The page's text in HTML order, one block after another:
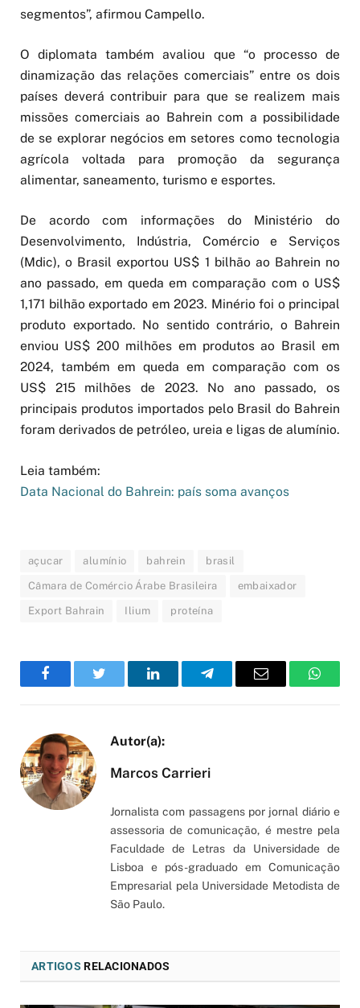
segmentos”, afirmou Campello.
O diplomata também avaliou que “o processo de
dinamização das relações comerciais” entre os dois
países deverá contribuir para que se realizem mais
missões comerciais ao Bahrein com a possibilidade
de se explorar negócios em setores como tecnologia
agrícola voltada para promoção da segurança
alimentar, saneamento, turismo e esportes.
De acordo com informações do Ministério do
Desenvolvimento, Indústria, Comércio e Serviços
(Mdic), o Brasil exportou US$ 1 bilhão ao Bahrein no
ano passado, em queda em comparação com o US$
1,171 bilhão exportado em 2023. Minério foi o principal
produto exportado. No sentido contrário, o Bahrein
enviou US$ 200 milhões em produtos ao Brasil em
2024, também em queda em comparação com os
US$ 215 milhões de 2023. No ano passado, os
principais produtos importados pelo Brasil do Bahrein
foram derivados de petróleo, ureia e ligas de alumínio.
Leia também:
Data Nacional do Bahrein: país soma avanços
açucar alumínio bahrein brasil
Câmara de Comércio Árabe Brasileira embaixador
Export Bahrain Ilium proteína
FacebookTwitter LinkedInTelegramEmail
Marcos Carrieri
Jornalista com passagens por jornal diário e
assessoria de comunicação, é mestre pela
Faculdade de Letras da Universidade de
Lisboa e pós-graduado em Comunicação
Empresarial pela Universidade Metodista de
São Paulo.
ARTIGOS RELACIONADOS